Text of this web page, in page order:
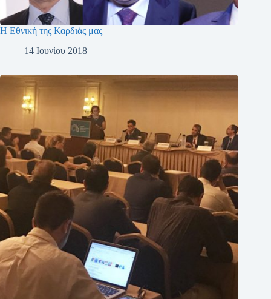
Η Εθνική της Καρδιάς μας
14 Ιουνίου 2018